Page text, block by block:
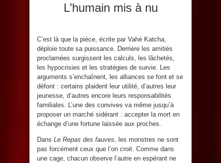
L’humain mis à nu
C’est là que la pièce, écrite par Vahé Katcha,
déploie toute sa puissance. Derrière les amitiés
proclamées surgissent les calculs, les lâchetés,
les hypocrisies et les stratégies de survie. Les
arguments s’enchaînent, les alliances se font et se
défont : certains plaident leur utilité, d’autres leur
jeunesse, d’autres encore leurs responsabilités
familiales. L’une des convives va même jusqu’à
proposer un marché sidérant : accepter la mort en
échange d’une fortune laissée aux proches.
Dans Le Repas des fauves , les monstres ne sont
pas forcément ceux que l’on croit. Comme dans
une cage, chacun observe l’autre en espérant ne